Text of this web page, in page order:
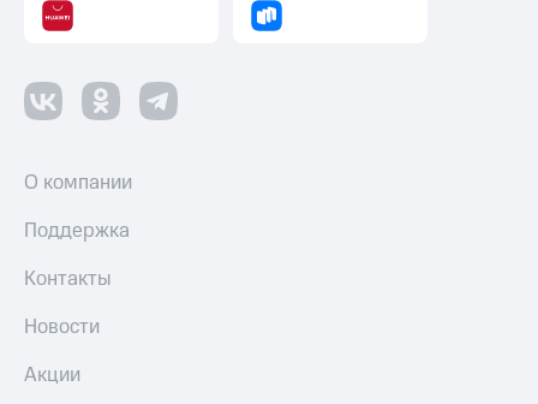
О компании
Поддержка
Контакты
Новости
Акции